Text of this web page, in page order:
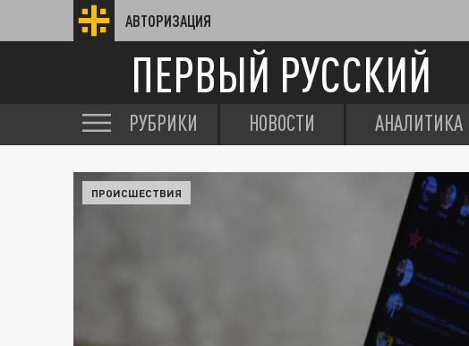
АВТОРИЗАЦИЯ
ПЕРВЫЙ РУССКИЙ
РУБРИКИ НОВОСТИ АНАЛИТИКА
ПРОИСШЕСТВИЯ